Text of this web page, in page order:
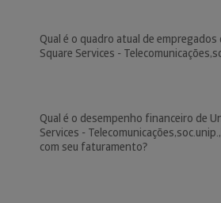
Qual é o quadro atual de empregados
Square Services -
Qual é o desempenho financeiro de
Services -
com seu faturamento?